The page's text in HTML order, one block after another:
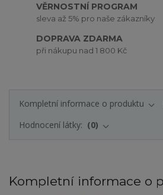
VĚRNOSTNÍ PROGRAM
sleva až 5% pro naše zákazníky
DOPRAVA ZDARMA
při nákupu nad 1 800 Kč
Kompletní informace o produktu
Hodnocení látky:
0
Kompletní informace o